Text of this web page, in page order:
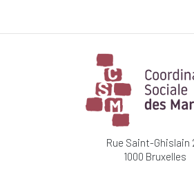
Rue Saint-Ghislain
1000 Bruxelles